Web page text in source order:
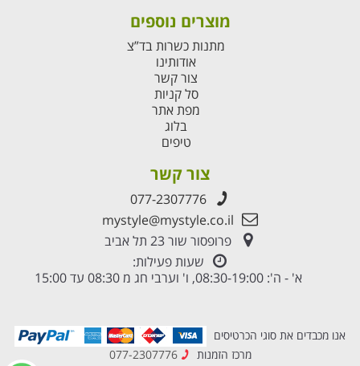
מוצרים נוספים
מתנות כשרות בד”צ
אודותינו
צור קשר
סל קניות
מפת אתר
בלוג
טיפים
צור קשר
077-2307776
mystyle@mystyle.co.il
פרופסור שור 23 תל אביב
שעות פעילות:
א' - ה': 08:30-19:00, ו' וערבי חג מ 08:30 עד 15:00
אנו מכבדים את סוגי הכרטיסים
מרכז הזמנות
077-2307776